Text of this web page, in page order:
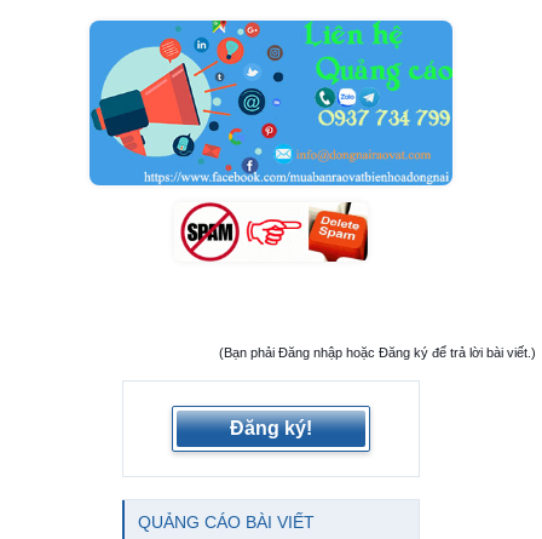
(Bạn phải Đăng nhập hoặc Đăng ký để trả lời bài viết.)
Đăng ký!
QUẢNG CÁO BÀI VIẾT